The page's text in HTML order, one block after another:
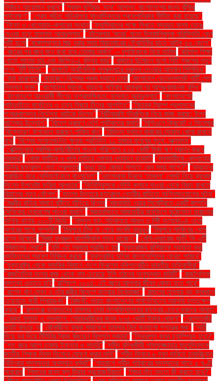
নির্বাচন আয়োজন করবে" "প্রবল ঘূর্ণিঝড় 'দানা' আসন্ন: বাংলাদেশের জন্য ঝুঁকির
পর্যবেক্ষণ" "প্রেস সচিব: সচিবালয়ে সাংবাদিকদের প্রবেশাধিকার সীমিত করা হয়েছে"
"ফিফা ও খেলোয়াড়-ক্লাবের সংঘাত "ফ্যাসিবাদের পক্ষে লিখতে ব্যবহৃত কলম ভেঙে
দেওয়া হবে: হাসনাত আবদুল্লাহ" "বইমেলায় ‘মবের’ মতো উসকানিমূলক পরিস্থিতি কেন
সৃষ্টি হলো "বঙ্গোপসাগরে মাছ ধরার সময় মিয়ানমারের নৌবাহিনীর হাতে আটক ৫৬ জেলে"
"বছরের পর বছর মনে রাখা হবে তোমার অর্জন" – মুশফিককে নিয়ে তামিম "বরিশাল শিক্ষা
বোর্ডে পাসের হার এবং জিপিএ-৫ বৃদ্ধির খবর" "বাজারে উন্মোচন হলো সিটি গ্রুপের নতুন
পণ্য ‘টুটি টুইস্ট’" "বাজেটে অর্থনৈতিক পুনরুদ্ধারে গুরুত্ব দেওয়ার আহ্বান সিপিডির"
"বাবা কারাগারে "বায়ুদূষণে বিশ্বের পঞ্চম স্থানে ঢাকা "বাংলাদেশ ডেভেলপমেন্ট পার্টি পেল
নিবন্ধন সনদ" "বাংলাদেশ ব্যাংক: ব্যাংকে সাইবার আক্রমণের আশঙ্কাজনক বৃদ্ধি"
"বাংলাদেশে আওয়ামী লীগের অপ্রাসঙ্গিকতা: হাসনাত আবদুল্লাহ" "বাংলাদেশের
পাঠ্যবইতে মানচিত্র ও তথ্য বিষয়ে চীনের আপত্তি" "বিচারক ট্রাম্প প্রশাসনের
গণবরখাস্তের নির্দেশনা আটকে দিলেন" "বিটিআরসি স্টারলিংক নিয়ে কাজ করছে: ইলন
মাস্কের উদ্যোগ" "বিদেশ ভ্রমণে দেশি পর্যটকদের কমতি "বিপিএলে ক্রিকেট ও সিনেমার
'বিস্ফোরণ' উপভোগ করছেন শাকিব খান" "বিভিন্ন স্থানে খাবারের দোকান খোলা রাখতে
বাধা "বিশ্বের সংঘাতজনিত ক্ষুধায় প্রতিদিন ২১ হাজার মানুষের মৃত্যু: অক্সফাম"
"বেক্সিমকোর শ্রমিক-কর্মচারীদের পাওনা পরিশোধে ৫২৫ কোটি টাকা ঋণ প্রদান করবে
সরকার" "বোমা ফাটিয়ে ও গুলি চালিয়ে সোনার দোকানে ডাকাতি "ব্যবসায়ীকে কোপানোর
ঘটনায় ছাত্রদল নেতা গ্রেপ্তার "ভাঙা হাড় জোড়া লাগতে কেন সময় লাগে?" "ভারতকে
পরাজিত করে সেমিফাইনালে বাংলাদেশ" "ভালোবাসা দিবসে ‘তামাশা’ পোস্ট নিয়ে ব্যাখ্যা
দিলেন উপদেষ্টা ফরিদা আখতার" "ভিনিসিয়ুসকে সৌদি ক্লাবে যাওয়া থেকে বিরত রাখতে
রিয়ালের নতুন কৌশল" "মতলব উত্তরে ছাত্রদল নেত্রীর বাড়িতে অগ্নিসংযোগের ঘটনা"
"মন্ত্রীর বাড়ির সামনে বৃষ্টিতে দাঁড়িয়ে ছিলাম "ময়নামতি ওয়ার সিমেট্রিতে একটি জাপানি
সৈনিকের দেহাবশেষ পাওয়া যায়নি" "ময়মনসিংহে আজহারীর মাহফিলে মুঠোফোন হারানোর
ঘটনায় থানায় ২০০টি জিডি" "মামুনুল হক: সচিবালয়ে আগুন ও টঙ্গী হত্যাকাণ্ড একে
অপরের সাথে সম্পর্কিত "মিরপুরে চাঁদা না পেয়ে মার্কেট ভাঙচুর "মিরপুরে সাকিবের খেলা
বন্ধে বিক্ষোভ "মির্জা ফখরুল আগামীকাল লন্ডন যাচ্ছেন" "মেসি-সুয়ারেজ জুটি: কি এটি
সর্বকালের সেরা?" "যদি এই সরকার পরাজিত হয় "যুক্তরাজ্য রাশিয়াকে সহায়তা করা
ব্যক্তিদের প্রবেশ নিষিদ্ধ করছে" "যুক্তরাষ্ট্র অবৈধ বাংলাদেশিদের ফেরত পাঠাবে"
"যুক্তরাষ্ট্র থেকে সামরিক বিমানে দেশে ফিরলেন নথিপত্রহীন ভারতীয় অভিবাসীরা"
"রাজনৈতিক দলের কাছ থেকে নাম চেয়েছে ইসি গঠনের অনুসন্ধান কমিটি" "রাজনৈতিক
বক্তব্য এড়াতে চাই "রাশিফল ২০২৪: এই বছরে আপনার জীবন কেমন হতে পারে"
"রাশেদ খান মেনন ও তাঁর স্ত্রীর বিদেশে যাত্রায় নিষেধাজ্ঞা" "রাহুলের তুলনায় বড় ব্যবধানে
ওয়েনাডে জয়ী প্রিয়াঙ্কা" "রিজভী: ভারত বাংলাদেশের সার্বভৌমত্বে সরাসরি হস্তক্ষেপ
করছে" "রূপগঞ্জে ডাকাতদের হামলায় ঢাকা বিশ্ববিদ্যালয়ের ছাত্রের চোখে গুরুতর আঘাত"
"রেকর্ড মুনাফা ও লভ্যাংশ: শেয়ারধারীদের জন্য ৯৭৫ কোটি টাকার ঘোষণা" "রেস্তোরাঁয়
ভ্যাট বাড়ছে না "রৌমারীতে কৃষক সমাবেশে হামলার নিন্দা জানালো গণতন্ত্র মঞ্চ" "লাঠি
দিয়ে ভর দিয়ে টিসিবির ট্রাক খুঁজছেন বিল্লাল সরদার" "লিভারপুল কখন চ্যাম্পিয়ন হবে?"
"শত বছর আগে ঢাকায় ইফতার ও সাহ্‌রি" "শহীদ বুদ্ধিজীবী শামসুজ্জোহার মৃত্যুদিবসকে
জাতীয় শিক্ষক দিবস হিসেবে ঘোষণা করার দাবি" "শহীদ মিনারে ৬ দফা দাবিতে চাকরিচ্যুত
বিডিআর সদস্যদের অবস্থান ধর্মঘট" "শাহবাগে শহীদ পরিবারের সদস্যদের সাড়ে ৫ ঘণ্টা
অবরোধ "শিশুদের জন্য ফ্লু টিকার প্রয়োজনীয়তা" "শিশুর দাঁত নড়লে কী করতে হবে?"